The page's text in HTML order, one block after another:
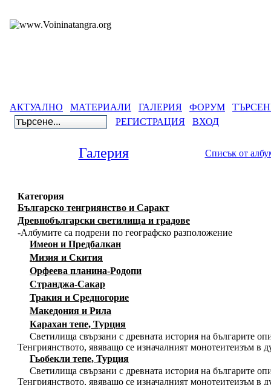
АКТУАЛНО МАТЕРИАЛИ ГАЛЕРИЯ ФОРУМ
РЕГИСТРАЦИЯ
ВХОД
Галерия Списък от
Категория
Българско тенгриянство и Саракт
Древнобългарски светилища и градове
-Албумите са подрени по географско разположение
Имеон и Предбалкан
Мизия и Скития
Орфеева планина-Родопи
Странджа-Сакар
Тракия и Средногорие
Македония и Рила
Карахан тепе, Турция
Светилища свързани с древната история на българите
Тенгриянството, явяващо се изначалният монотеитеизъм в
Гьобекли тепе, Турция
Светилища свързани с древната история на българите
Тенгриянството, явяващо се изначалният монотеитеизъм в